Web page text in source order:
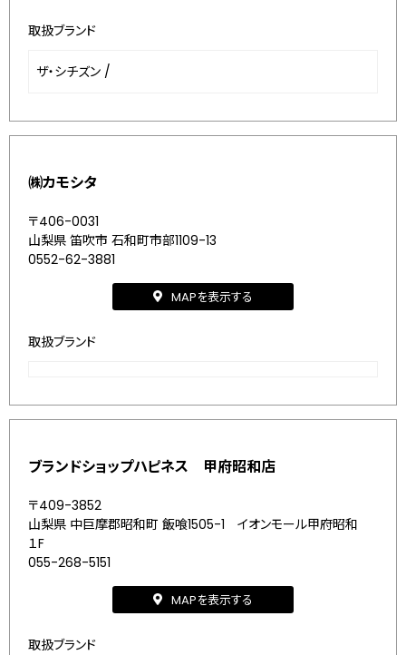
取扱ブランド
ザ・シチズン /
㈱カモシタ
〒406-0031
山梨県 笛吹市 石和町市部1109-13
0552-62-3881
MAPを表示する
取扱ブランド
ブランドショップハピネス 甲府昭和店
〒409-3852
山梨県 中巨摩郡昭和町 飯喰1505-1 イオンモール甲府昭和
１F
055-268-5151
MAPを表示する
取扱ブランド